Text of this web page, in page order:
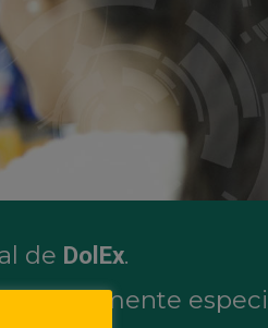
de DolEx.
previamente